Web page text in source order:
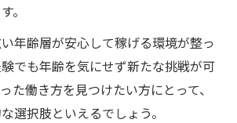
。
年齢層が安心して稼げる環境が整っ
でも年齢を気にせず新たな挑戦が可
た働き方を見つけたい方にとって、
選択肢といえるでしょう。